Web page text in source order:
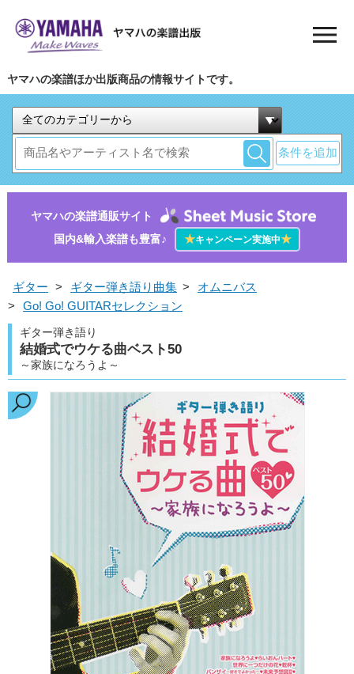
ヤマハの楽譜ほか出版商品の情報サイトです。
条件を追加
ヤマハの楽譜通販サイト
国内&輸入楽譜も豊富♪
★キャンペーン実施中★
ギター > ギター弾き語り曲集 >
オムニバス
>
Go! Go! GUITARセレクション
ギター弾き語り
結婚式でウケる曲ベスト50
～家族になろうよ～